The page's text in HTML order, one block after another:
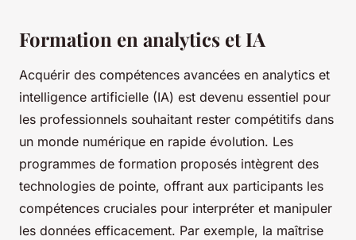
Formation en analytics et IA
Acquérir des compétences avancées en analytics et
intelligence artificielle (IA) est devenu essentiel pour
les professionnels souhaitant rester compétitifs dans
un monde numérique en rapide évolution. Les
programmes de formation proposés intègrent des
technologies de pointe, offrant aux participants les
compétences cruciales pour interpréter et manipuler
les données efficacement. Par exemple, la maîtrise